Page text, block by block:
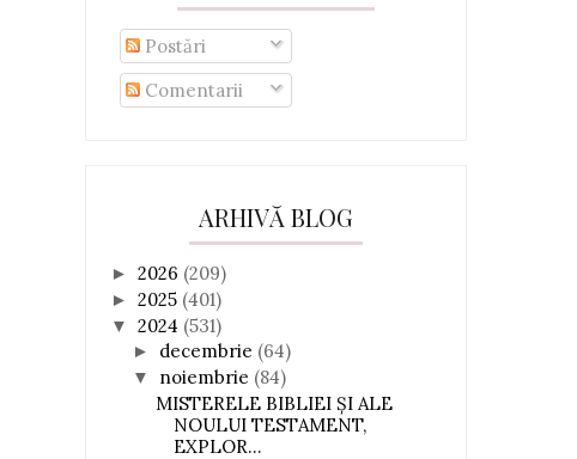
Postări
Comentarii
ARHIVĂ BLOG
► 2026 (209)
► 2025 (401)
▼ 2024 (531)
► decembrie (64)
▼ noiembrie (84)
MISTERELE BIBLIEI ȘI ALE
NOULUI TESTAMENT,
EXPLOR...